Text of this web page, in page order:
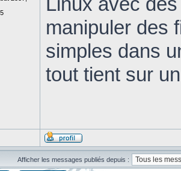
manipuler des
simples dans
tout tient sur
Afficher les messages publiés depuis :